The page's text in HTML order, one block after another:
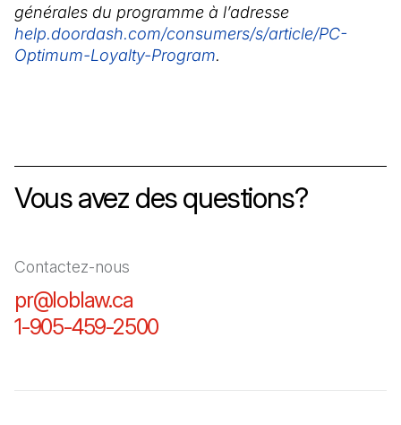
générales du programme à l’adresse
help.doordash.com/consumers/s/article/PC-
Optimum-Loyalty-Program(Il s'ouvre dans un
.
Vous avez des questions?
Contactez-nous
pr@loblaw.ca
1-905-459-2500